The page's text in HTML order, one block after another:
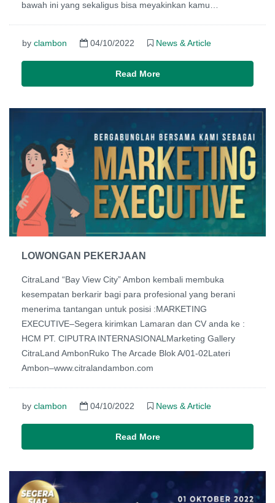
bawah ini yang sekaligus bisa meyakinkan kamu…
by clambon 04/10/2022 News & Article
Read More
LOWONGAN PEKERJAAN
CitraLand “Bay View City” Ambon kembali membuka
kesempatan berkarir bagi para profesional yang berani
menerima tantangan untuk posisi :MARKETING
EXECUTIVE–Segera kirimkan Lamaran dan CV anda ke :
HCM PT. CIPUTRA INTERNASIONALMarketing Gallery
CitraLand AmbonRuko The Arcade Blok A/01-02Lateri
Ambon–www.citralandambon.com
by clambon 04/10/2022 News & Article
Read More